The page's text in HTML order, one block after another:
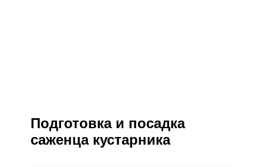
Подготовка и посадка
саженца кустарника